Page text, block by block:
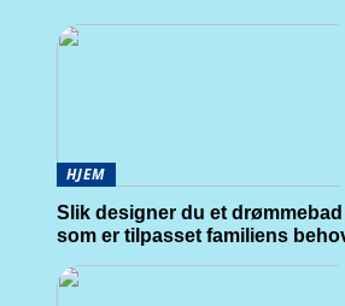
HJEM
Slik designer du et drømmebad
som er tilpasset familiens